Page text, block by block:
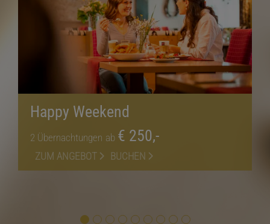
Happy Weekend
2 Übernachtungen ab € 250,-
ZUM ANGEBOT BUCHEN